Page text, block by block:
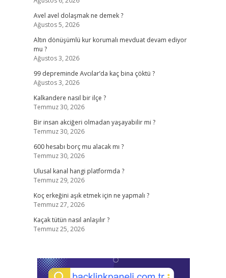
Avel avel dolaşmak ne demek ?
Ağustos 5, 2026
Altın dönüşümlü kur korumalı mevduat devam ediyor
mu ?
Ağustos 3, 2026
99 depreminde Avcılar’da kaç bina çöktü ?
Ağustos 3, 2026
Kalkandere nasıl bir ilçe ?
Temmuz 30, 2026
Bir insan akciğeri olmadan yaşayabilir mi ?
Temmuz 30, 2026
600 hesabı borç mu alacak mı ?
Temmuz 30, 2026
Ulusal kanal hangi platformda ?
Temmuz 29, 2026
Koç erkeğini aşık etmek için ne yapmalı ?
Temmuz 27, 2026
Kaçak tütün nasıl anlaşılır ?
Temmuz 25, 2026